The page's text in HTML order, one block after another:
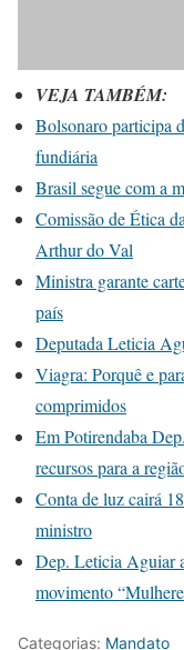
VEJA TAMBÉM:
Bolsonaro participa
fundiária
Brasil segue com a
Comissão de Ética
Arthur do Val
Ministra garante
país
Deputada Leticia
Viagra: Porquê e
comprimidos
Em Potirendaba
recursos para a
Conta de luz cairá
ministro
Dep. Leticia Aguiar
movimento
Categorias: Mandato